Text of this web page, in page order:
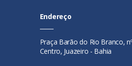
Endereço
Praça Barão do Rio Branco,
Centro, Juazeiro - Bahia